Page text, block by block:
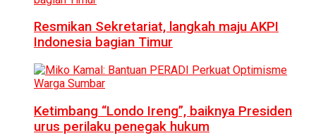
Resmikan Sekretariat, langkah maju AKPI
Indonesia bagian Timur
Ketimbang “Londo Ireng”, baiknya Presiden
urus perilaku penegak hukum